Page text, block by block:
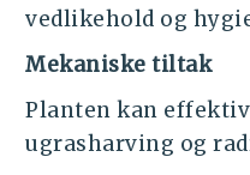
vedlikehold og
Mekaniske tiltak
Planten kan
ugrasharving og